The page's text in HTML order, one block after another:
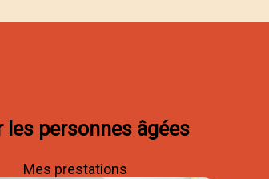
les personnes âgées
Mes prestations